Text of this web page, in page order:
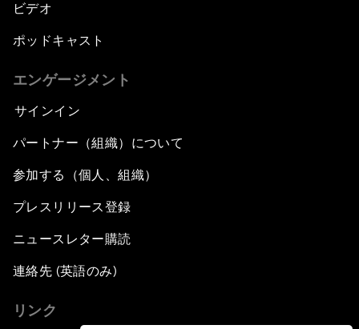
ビデオ
ポッドキャスト
エンゲージメント
サインイン
パートナー（組織）について
参加する（個人、組織）
プレスリリース登録
ニュースレター購読
連絡先 (英語のみ)
リンク